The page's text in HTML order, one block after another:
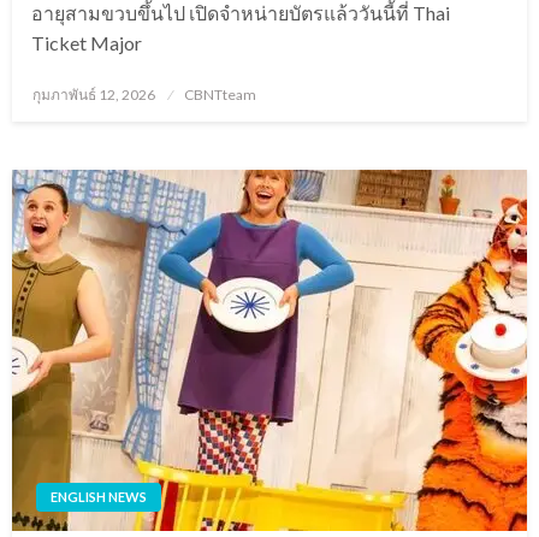
อายุสามขวบขึ้นไป เปิดจำหน่ายบัตรแล้ววันนี้ที่ Thai
Ticket Major
Posted
กุมภาพันธ์ 12, 2026 CBNTteam
ENGLISH NEWS